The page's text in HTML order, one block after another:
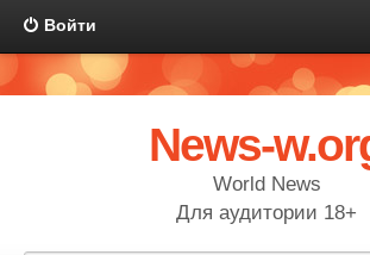
Войти
News-
World News
Для аудитории 18+